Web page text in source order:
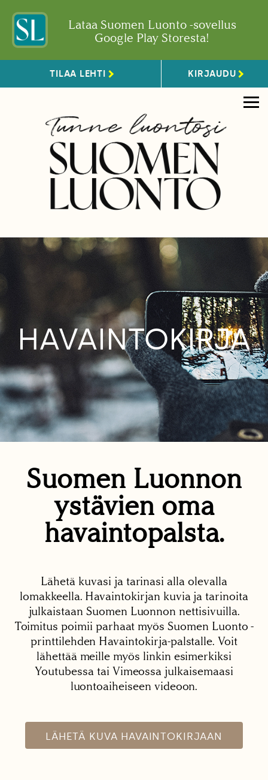
Lataa Suomen Luonto -sovellus
Google Play Storesta!
TILAA LEHTI KIRJAUDU
HAVAINTOKIRJA
Suomen Luonnon
ystävien oma
havaintopalsta.
Lähetä kuvasi ja tarinasi alla olevalla
lomakkeella. Havaintokirjan kuvia ja tarinoita
julkaistaan Suomen Luonnon nettisivuilla.
Toimitus poimii parhaat myös Suomen Luonto -
printtilehden Havaintokirja-palstalle. Voit
lähettää meille myös linkin esimerkiksi
Youtubessa tai Vimeossa julkaisemaasi
luontoaiheiseen videoon.
LÄHETÄ KUVA HAVAINTOKIRJAAN